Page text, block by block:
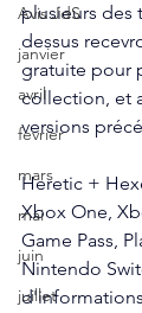
Avis JdS
janvier
avril
fevrier
mars
mai
juin
juillet
plusieurs des
dessus
gratuite pour
collection, et
versions
Heretic +
Xbox One,
Game Pass,
Nintendo